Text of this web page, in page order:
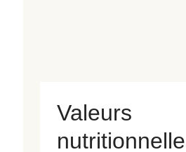
Valeurs